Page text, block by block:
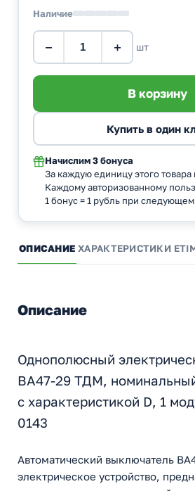
Наличие
− + шт
Начислим 3 бонуса
За каждую единицу этого товара
Каждому авторизованному
1 бонус = 1 рубль при следующем
ОПИСАНИЕ ХАРАКТЕРИСТИКИ
Описание
Однополюсный
ВА47-29 ТДМ,
с характеристикой D, 1
0143
Автоматический выключатель
электрическое устройство,